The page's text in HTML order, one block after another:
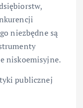
niezbędne są
niskoemisyjne.
publicznej